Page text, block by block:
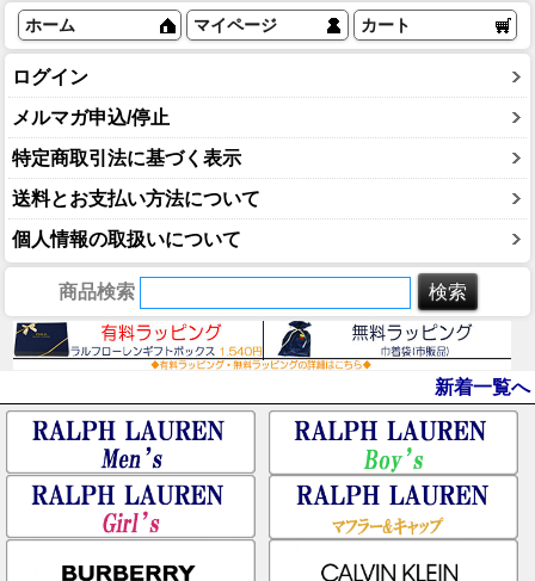
ホーム マイページ カート
ログイン
メルマガ申込/停止
特定商取引法に基づく表示
送料とお支払い方法について
個人情報の取扱いについて
商品検索
新着一覧へ